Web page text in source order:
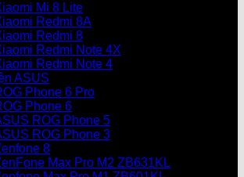
Mi 8 Lite
Redmi 8A
Redmi 8
Redmi Note 4X
Redmi Note 4
ASUS
Phone 6 Pro
Phone 6
ROG Phone 5
ROG Phone 3
8
Max Pro M2 ZB631KL